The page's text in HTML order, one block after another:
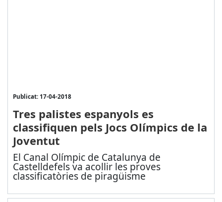
Publicat: 17-04-2018
Tres palistes espanyols es
classifiquen pels Jocs Olímpics de la
Joventut
El Canal Olímpic de Catalunya de
Castelldefels va acollir les proves
classificatòries de piragüisme